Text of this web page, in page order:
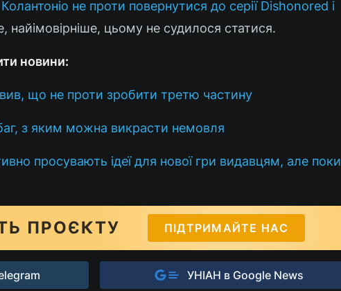
Колантоніо не проти повернутися до серії Dishonored і
найімовірніше, цьому не судилося статися.
новини:
що не проти зробити третю частину
з яким можна викрасти немовля
просувають ідеї для нової гри видавцям, але поки
ПРОЄКТУ ПІДТРИМАЙТЕ НАС
УНІАН в Google News